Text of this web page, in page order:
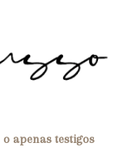
apenas testigos